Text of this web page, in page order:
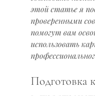
этой статье я
проверенными
помогут вам
использовать
Подготовка